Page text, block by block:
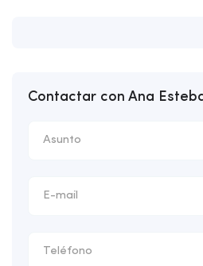
Contactar con Ana